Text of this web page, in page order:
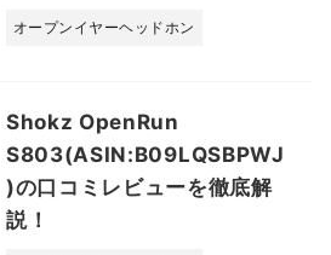
オープンイヤーヘッドホン
Shokz OpenRun
S803(ASIN:B09LQSBPWJ
)の口コミレビューを徹底解
説！